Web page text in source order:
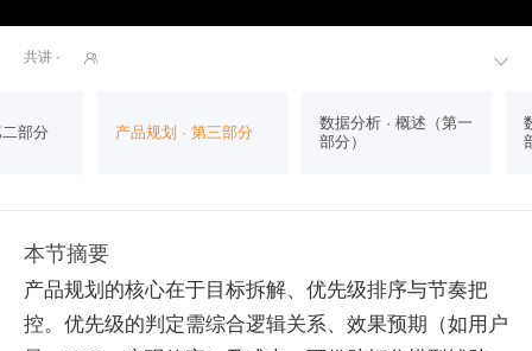

共讲 · 
部分 产品规划 · 第三部分
数据分析 · 概述（第一
部分）
本节摘要
产品规划的核心在于目标拆解、优先级排序与节奏把
控。优先级的判定需综合逻辑关系、效果预期（如用户